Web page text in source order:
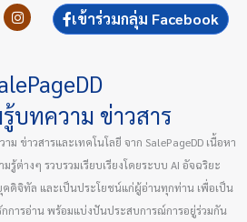
I
n
g
r
m
เข้าร่วมกลุ่ม Facebook
บทความ ข่าวสาร
ข่าวสารและเทคโนโลยี จาก SalePageDD เนื้อหา
รู้ต่างๆ รวบรวมเรียบเรียงโดยระบบ AI อัจฉริยะ
คดิจิทัล และเป็นประโยชน์แก่ผู้อ่านทุกท่าน เพื่อเป็น
การอ่าน พร้อมแบ่งปันประสบการณ์การอยู่ร่วมกัน